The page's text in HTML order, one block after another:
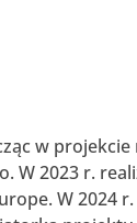
w
W 2023 r.
W 2024